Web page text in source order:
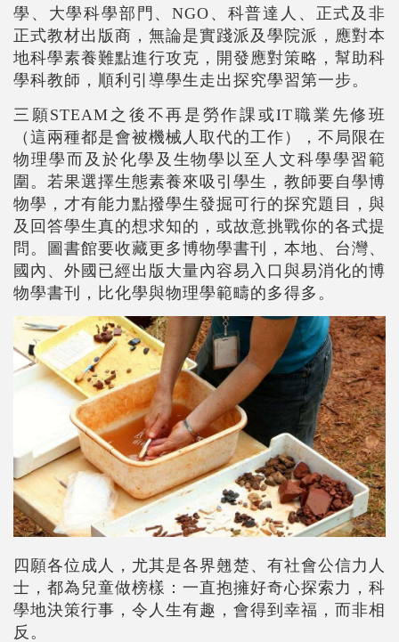
學、大學科學部門、NGO 、科普達人、正式及非
正式教材出版商，無論是實踐派及學院派，應對本
地科學素養難點進行攻克，開發應對策略，幫助科
學科教師，順利引導學生走出探究學習第一步。
三願STEAM之後不再是勞作課或IT職業先修班
（這兩種都是會被機械人取代的工作），不局限在
物理學而及於化學及生物學以至人文科學學習範
圍 。若果選擇生態素養來吸引學生 ， 教師要自學博
物學 ， 才有能力點撥學生發掘可行的探究題目 ， 與
及回答學生真的想求知的 ， 或故意挑戰你的各式提
問。圖書館要收藏更多博物學書刊，本地、台灣、
國內、外國已經出版大量內容易入口與易消化的博
物學書刊
，比化學與物理學範疇的多得多 。
四願各位成人
，尤其是各界翹楚、有社會公信力人
士， 都為兒童做榜樣 ：一直抱擁好奇心探索力 ， 科
學地決策行事 ，令人生有趣， 會得到幸福 ，而非相
反。